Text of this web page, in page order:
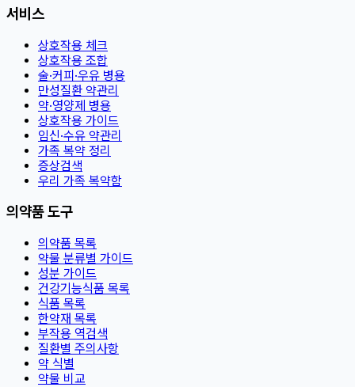
서비스
상호작용 체크
상호작용 조합
술·커피·우유 병용
만성질환 약관리
약·영양제 병용
상호작용 가이드
임신·수유 약관리
가족 복약 정리
증상검색
우리 가족 복약함
의약품 도구
의약품 목록
약물 분류별 가이드
성분 가이드
건강기능식품 목록
식품 목록
한약재 목록
부작용 역검색
질환별 주의사항
약 식별
약물 비교